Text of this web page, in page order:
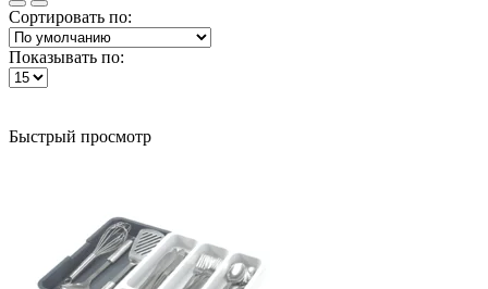
Сортировать по:
Показывать по:
Быстрый просмотр